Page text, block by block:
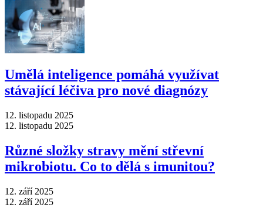
Umělá inteligence pomáhá využívat
stávající léčiva pro nové diagnózy
12. listopadu 2025
12. listopadu 2025
Různé složky stravy mění střevní
mikrobiotu. Co to dělá s imunitou?
12. září 2025
12. září 2025